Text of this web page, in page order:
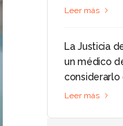
Leer más
La Justicia
un médico
considerarlo
Leer más